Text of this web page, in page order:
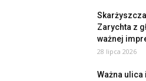
Zarychta z
ważnej
28 lipca 2026
Ważna ulica